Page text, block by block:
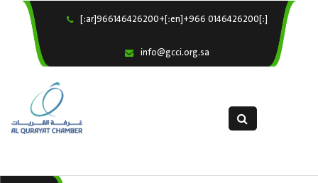
[:ar]966146426200+[:en]+966 0146426200[:]
info@gcci.org.sa ×
Our Services